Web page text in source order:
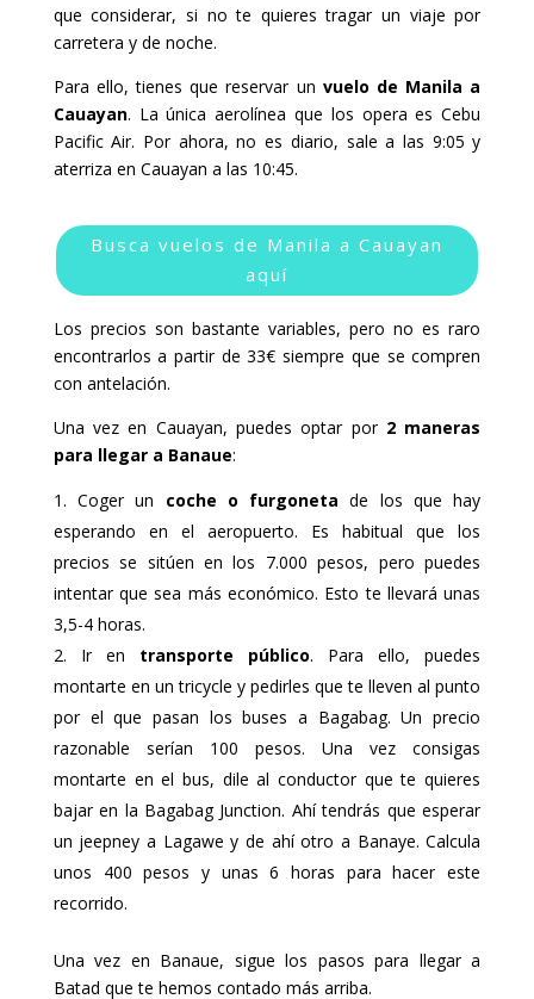
que considerar, si no te quieres tragar un viaje por
carretera y de noche.
Para ello, tienes que reservar un vuelo de Manila a
Cauayan. La única aerolínea que los opera es Cebu
Pacific Air. Por ahora, no es diario, sale a las 9:05 y
aterriza en Cauayan a las 10:45.
Busca vuelos de Manila a Cauayan
aquí
Los precios son bastante variables, pero no es raro
encontrarlos a partir de 33€ siempre que se compren
con antelación.
Una vez en Cauayan, puedes optar por 2 maneras
para llegar a Banaue:
Coger un coche o furgoneta de los que hay
esperando en el aeropuerto. Es habitual que los
precios se sitúen en los 7.000 pesos, pero puedes
intentar que sea más económico. Esto te llevará unas
3,5-4 horas.
Ir en transporte público. Para ello, puedes
montarte en un tricycle y pedirles que te lleven al punto
por el que pasan los buses a Bagabag. Un precio
razonable serían 100 pesos. Una vez consigas
montarte en el bus, dile al conductor que te quieres
bajar en la Bagabag Junction. Ahí tendrás que esperar
un jeepney a Lagawe y de ahí otro a Banaye. Calcula
unos 400 pesos y unas 6 horas para hacer este
recorrido.
Una vez en Banaue, sigue los pasos para llegar a
Batad que te hemos contado más arriba.